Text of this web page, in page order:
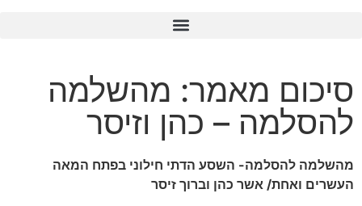
סיכום מאמר: מהשלמה
להסלמה – כהן וזיסר
מהשלמה להסלמה- השסע הדתי חילוני בפתח המאה
העשרים ואחת/ אשר כהן וברוך זיסר